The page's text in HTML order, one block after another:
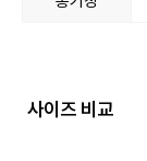
사이즈 비교